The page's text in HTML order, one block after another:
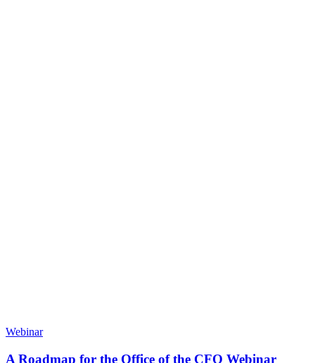
Webinar
A Roadmap for the Office of the CFO Webinar